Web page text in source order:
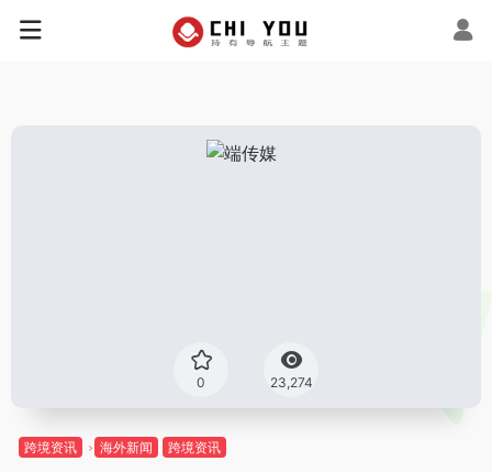
0 23,274
跨境资讯 海外新闻 跨境资讯